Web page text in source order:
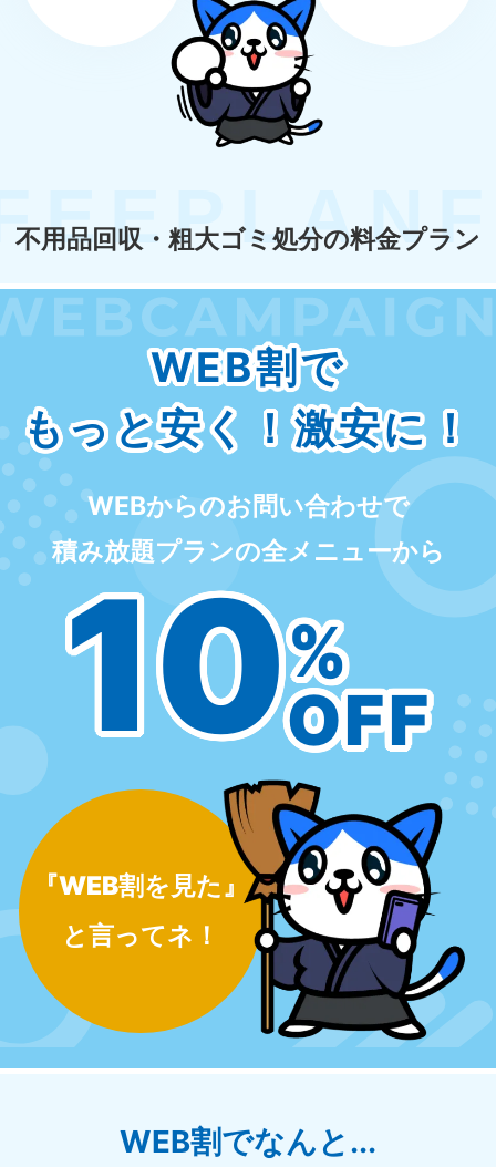
不用品回収・粗大ゴミ処分の料金プラン
WEB割で
もっと安く！激安に！
WEBからのお問い合わせで
積み放題プランの全メニューから
10%
OFF
『WEB割を見た』
と言ってネ！
WEB割でなんと...